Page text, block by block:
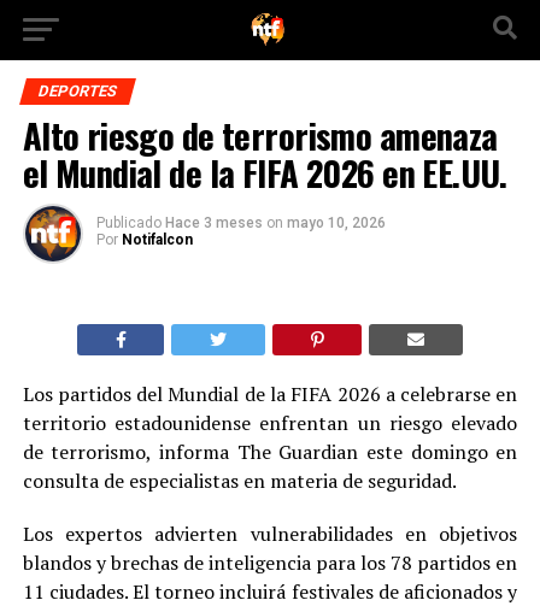
DEPORTES
Alto riesgo de terrorismo amenaza
el Mundial de la FIFA 2026 en EE.UU.
Publicado Hace 3 meses on mayo 10, 2026
Por Notifalcon
Los partidos del Mundial de la FIFA 2026 a celebrarse en
territorio estadounidense enfrentan un riesgo elevado
de terrorismo, informa The Guardian este domingo en
consulta de especialistas en materia de seguridad.
Los expertos advierten vulnerabilidades en objetivos
blandos y brechas de inteligencia para los 78 partidos en
11 ciudades. El torneo incluirá festivales de aficionados y